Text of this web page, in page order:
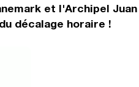
et l'Archipel Juan
décalage horaire !